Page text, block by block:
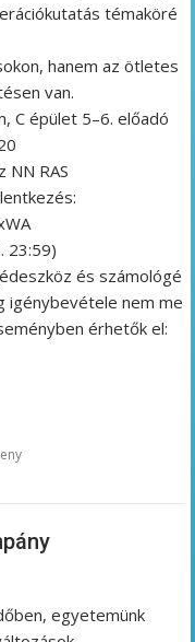
témaköré
hanem az ötletes
van.
C épület 5–6. előadó
NN RAS
23:59)
és számológé
igénybevétele nem me
érhetők el:
egyetemünk